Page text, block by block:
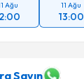
Ağu 11 Ağu
13:00
Sayın